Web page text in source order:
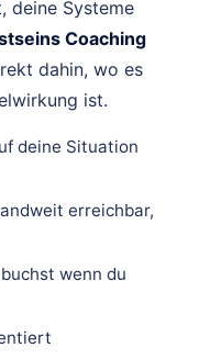
deine Systeme
Coaching
dahin, wo es
ist.
deine Situation
erreichbar,
wenn du